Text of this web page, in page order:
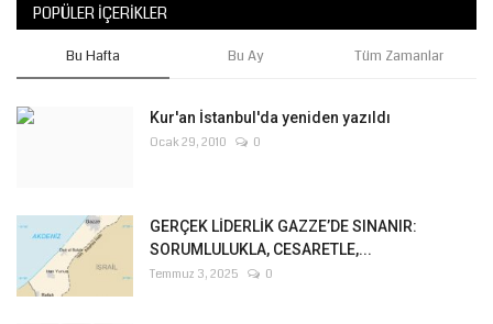
POPÜLER İÇERIKLER
Bu Hafta Bu Ay Tüm Zamanlar
Kur'an İstanbul'da yeniden yazıldı
Ocak 29, 2010 0
GERÇEK LİDERLİK GAZZE’DE SINANIR:
SORUMLULUKLA, CESARETLE,...
Temmuz 3, 2025 0